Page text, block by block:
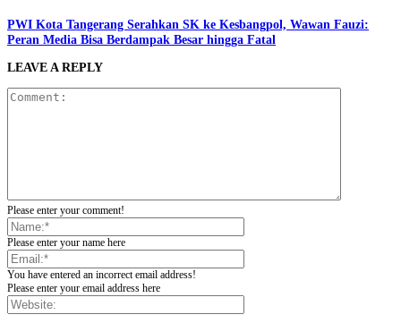
PWI Kota Tangerang Serahkan SK ke Kesbangpol, Wawan Fauzi:
Peran Media Bisa Berdampak Besar hingga Fatal
LEAVE A REPLY
Please enter your comment!
Please enter your name here
You have entered an incorrect email address!
Please enter your email address here